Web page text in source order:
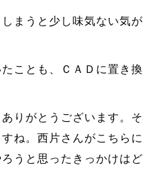
まうと少し味気ない気が
ことも、ＣＡＤに置き換
りがとうございます。そ
ね。西片さんがこちらに
うと思ったきっかけはど